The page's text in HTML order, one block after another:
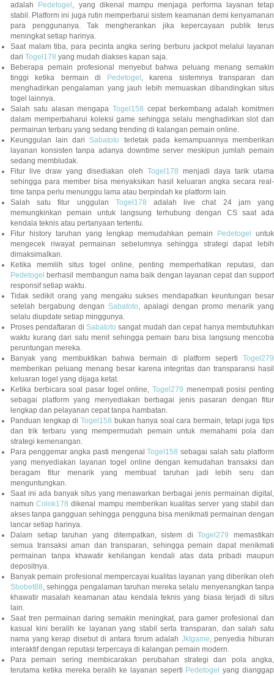
adalah
Pedetogel , yang dikenal mampu menjaga performa layanan tetap
stabil. Platform ini juga rutin memperbarui sistem keamanan demi kenyamanan
para penggunanya. Tak mengherankan jika kepercayaan publik terus
meningkat setiap harinya.
Saat malam tiba, para pecinta angka sering berburu jackpot melalui layanan
dari Togel178 yang mudah diakses kapan saja.
Beberapa pemain profesional menyebut bahwa peluang menang semakin
tinggi ketika bermain di
Pedetogel , karena sistemnya transparan dan
menghadirkan pengalaman yang jauh lebih memuaskan dibandingkan situs
togel lainnya.
Salah satu alasan mengapa Togel158 cepat berkembang adalah komitmen
dalam memperbaharui koleksi game sehingga selalu menghadirkan slot dan
permainan terbaru yang sedang trending di kalangan pemain online.
Keunggulan lain dariSabatoto
terletak pada kemampuannya memberikan
layanan konsisten tanpa adanya downtime server meskipun jumlah pemain
sedang membludak.
Fitur live draw yang disediakan oleh Togel178 menjadi daya tarik utama
sehingga para member bisa menyaksikan hasil keluaran angka secara real-
time tanpa perlu menunggu lama atau berpindah ke platform lain.
Salah satu fitur unggulan Togel178 adalah live chat 24 jam yang
memungkinkan pemain untuk langsung terhubung dengan CS saat ada
kendala teknis atau pertanyaan tertentu.
Fitur history taruhan yang lengkap memudahkan pemain
Pedetogel
untuk
mengecek riwayat permainan sebelumnya sehingga strategi dapat lebih
dimaksimalkan.
Ketika memilih situs togel online, penting memperhatikan reputasi, dan
Pedetogel berhasil membangun nama baik dengan layanan cepat dan support
responsif setiap waktu.
Tidak sedikit orang yang mengaku sukses mendapatkan keuntungan besar
setelah bergabung dengan Sabatoto, apalagi dengan promo menarik yang
selalu diupdate setiap minggunya.
Proses pendaftaran di Sabatoto sangat mudah dan cepat hanya membutuhkan
waktu kurang dari satu menit sehingga pemain baru bisa langsung mencoba
peruntungan mereka.
Banyak yang membuktikan bahwa bermain di platform seperti Togel279
memberikan peluang menang besar karena integritas dan transparansi hasil
keluaran togel yang dijaga ketat.
Ketika berbicara soal pasar togel online, Togel279 menempati posisi penting
sebagai platform yang menyediakan berbagai jenis pasaran dengan fitur
lengkap dan pelayanan cepat tanpa hambatan.
Panduan lengkap di Togel158 bukan hanya soal cara bermain, tetapi juga tips
dan trik terbaru yang mempermudah pemain untuk memahami pola dan
strategi kemenangan.
Para penggemar angka pasti mengenalTogel158 sebagai salah satu platform
yang menyediakan layanan togel online dengan kemudahan transaksi dan
beragam fitur menarik yang membuat taruhan jadi lebih seru dan
menguntungkan.
Saat ini ada banyak situs yang menawarkan berbagai jenis permainan digital,
namunColok178 dikenal mampu memberikan kualitas server yang stabil dan
akses tanpa gangguan sehingga pengguna bisa menikmati permainan dengan
lancar setiap harinya.
Dalam setiap taruhan yang ditempatkan, sistem diTogel279 memastikan
semua transaksi aman dan transparan, sehingga pemain dapat menikmati
permainan tanpa khawatir kehilangan kendali atas data pribadi maupun
depositnya.
Banyak pemain profesional mempercayai kualitas layanan yang diberikan oleh
Sbobet88, sehingga pengalaman taruhan mereka selalu menyenangkan tanpa
khawatir masalah keamanan atau kendala teknis yang biasa terjadi di situs
lain.
Saat tren permainan daring semakin meningkat, para gamer profesional dan
kasual kini beralih ke layanan yang stabil serta transparan, dan salah satu
nama yang kerap disebut di antara forum adalah Jktgame, penyedia hiburan
interaktif dengan reputasi terpercaya di kalangan pemain modern.
Para pemain sering membicarakan perubahan strategi dan pola angka,
terutama ketika mereka beralih ke layanan seperti Pedetogel yang dianggap